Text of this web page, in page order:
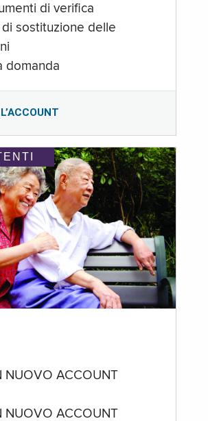
di verifica
di sostituzione delle
domanda
NUOVO ACCOUNT
NUOVO ACCOUNT